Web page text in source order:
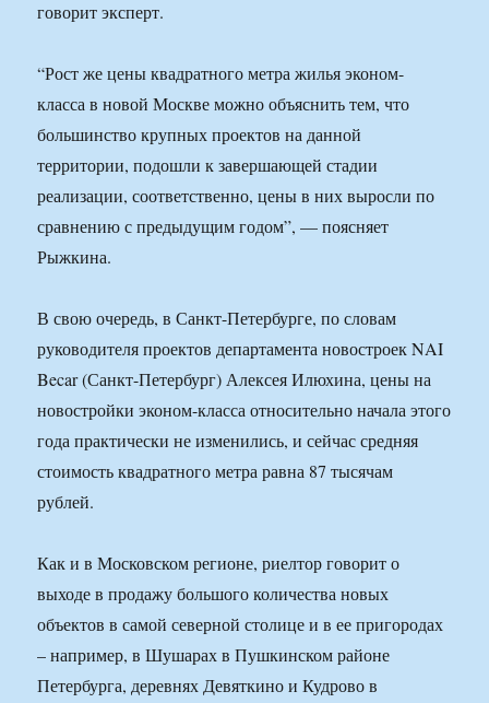
говорит эксперт.
“Рост же цены квадратного метра жилья эконом-
класса в новой Москве можно объяснить тем, что
большинство крупных проектов на данной
территории, подошли к завершающей стадии
реализации, соответственно, цены в них выросли по
сравнению с предыдущим годом”, — поясняет
Рыжкина.
В свою очередь, в Санкт-Петербурге, по словам
руководителя проектов департамента новостроек NAI
Becar (Санкт-Петербург) Алексея Илюхина, цены на
новостройки эконом-класса относительно начала этого
года практически не изменились, и сейчас средняя
стоимость квадратного метра равна 87 тысячам
рублей.
Как и в Московском регионе, риелтор говорит о
выходе в продажу большого количества новых
объектов в самой северной столице и в ее пригородах
– например, в Шушарах в Пушкинском районе
Петербурга, деревнях Девяткино и Кудрово в